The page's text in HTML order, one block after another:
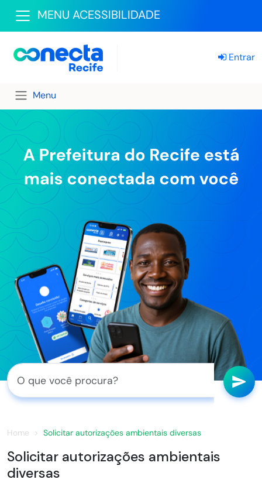
MENU ACESSIBILIDADE
Entrar
Menu
Home Solicitar autorizações ambientais diversas
Solicitar autorizações ambientais
diversas